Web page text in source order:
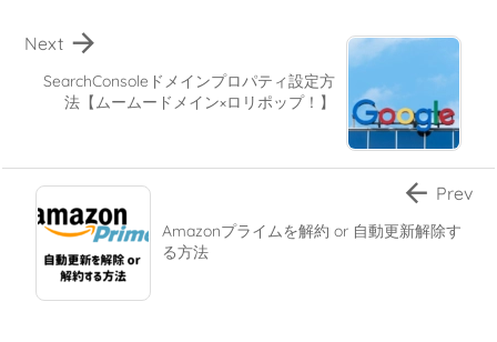
SearchConsoleドメインプロパティ設定方
法【ムームードメイン×ロリポップ！】

Next
Amazonプライムを解約 or 自動更新解除す
る方法
 Prev